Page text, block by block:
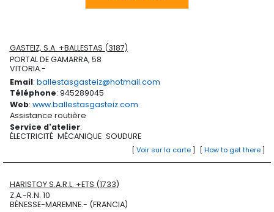
GASTEIZ, S.A. +BALLESTAS (3187)
PORTAL DE GAMARRA, 58
VITORIA.-
Email: ballestasgasteiz@hotmail.com
Téléphone: 945289045
Web: www.ballestasgasteiz.com
Assistance routière
Service d'atelier:
ÉLECTRICITÉ MÉCANIQUE SOUDURE
[ How to get there]
[ Voir sur la carte]
HARISTOY S.A.R.L. +ETS (1733)
Z.A.-R.N. 10
BÉNESSE-MAREMNE.- (FRANCIA)